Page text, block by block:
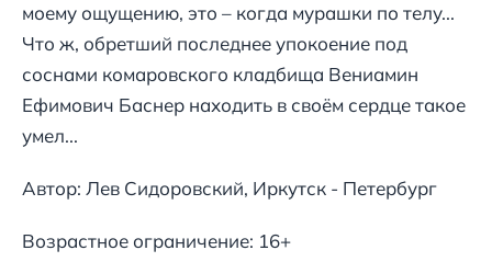
моему ощущению, это – когда мурашки по телу...
Что ж, обретший последнее упокоение под
соснами комаровского кладбища Вениамин
Ефимович Баснер находить в своём сердце такое
умел...
Автор: Лев Сидоровский, Иркутск - Петербург
Возрастное ограничение: 16+